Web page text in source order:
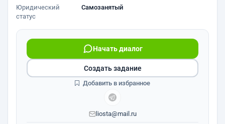
Юридический
статус
Самозанятый
Начать диалог
liosta@mail.ru
Создать задание
Добавить в избранное